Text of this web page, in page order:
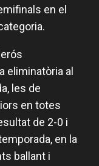
en el
eliminatòria al
les de
en totes
de 2-0 i
en la
ballant i